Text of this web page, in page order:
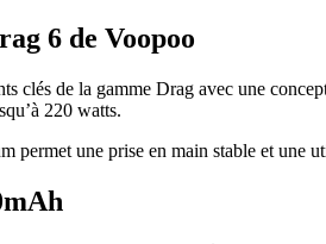
6 de Voopoo
clés de la gamme Drag avec une
220 watts.
permet une prise en main stable et une